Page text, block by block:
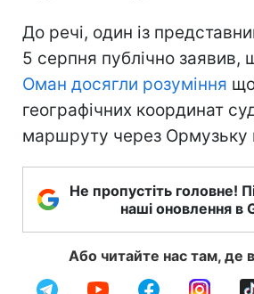
До речі, один із
5 серпня публічно заявив,
Оман досягли розуміння
географічних координат
маршруту через Ормузьку
Не пропустіть головне!
наші оновлення в
Або читайте нас там, де